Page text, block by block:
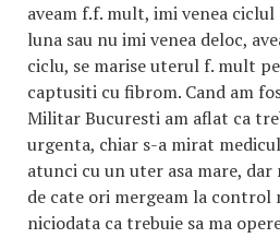
aveam f.f. mult, imi venea
luna sau nu imi venea deloc,
ciclu, se marise uterul f. mult
captusiti cu fibrom. Cand am
Militar Bucuresti am aflat ca
urgenta, chiar s-a mirat
atunci cu un uter asa mare,
de cate ori mergeam la control
niciodata ca trebuie sa ma